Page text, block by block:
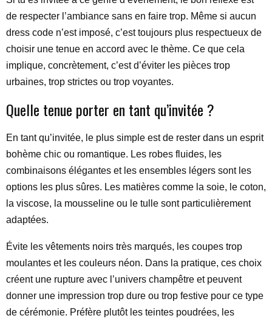
de respecter l’ambiance sans en faire trop. Même si aucun
dress code n’est imposé, c’est toujours plus respectueux de
choisir une tenue en accord avec le thème. Ce que cela
implique, concrètement, c’est d’éviter les pièces trop
urbaines, trop strictes ou trop voyantes.
Quelle tenue porter en tant qu’invitée ?
En tant qu’invitée, le plus simple est de rester dans un esprit
bohème chic ou romantique. Les robes fluides, les
combinaisons élégantes et les ensembles légers sont les
options les plus sûres. Les matières comme la soie, le coton,
la viscose, la mousseline ou le tulle sont particulièrement
adaptées.
Évite les vêtements noirs très marqués, les coupes trop
moulantes et les couleurs néon. Dans la pratique, ces choix
créent une rupture avec l’univers champêtre et peuvent
donner une impression trop dure ou trop festive pour ce type
de cérémonie. Préfère plutôt les teintes poudrées, les